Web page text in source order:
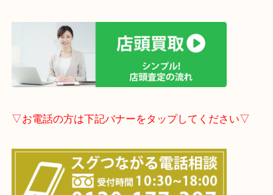
▽LINE査定のご案内▽
▽店頭査定のご案内▽